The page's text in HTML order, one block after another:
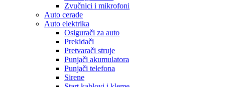
Zvučnici i mikrofoni
Auto cerade
Auto elektrika
Osigurači za auto
Prekidači
Pretvarači struje
Punjači akumulatora
Punjači telefona
Sirene